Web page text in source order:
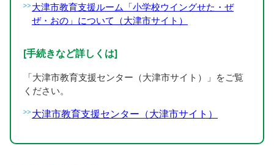
大津市教育支援ルーム「小学校ウイングせた・ぜ
ぜ・おの」について（大津市サイト）
[手続きなど詳しくは]
「大津市教育支援センター（大津市サイト）」をご覧
ください。
大津市教育支援センター（大津市サイト）